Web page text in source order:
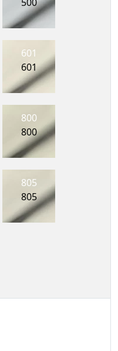
500
601
601
800
800
805
805